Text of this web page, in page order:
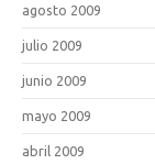
agosto 2009
julio 2009
junio 2009
mayo 2009
abril 2009